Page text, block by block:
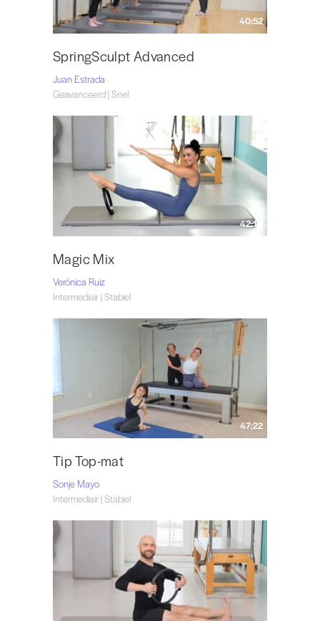
40:52
SpringSculpt Advanced
Juan Estrada
Geavanceerd | Snel
42:10
Magic Mix
Verónica Ruiz
Intermediair | Stabiel
47:22
Tip Top-mat
Sonje Mayo
Intermediair | Stabiel